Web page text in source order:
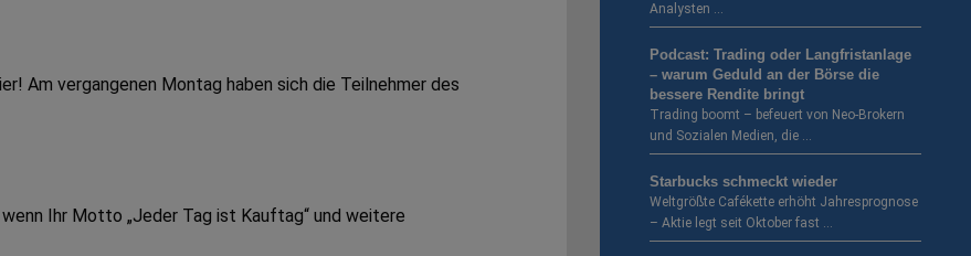
Am vergangenen Montag haben sich die Teilnehmer des
Ihr Motto „Jeder Tag ist Kauftag“ und weitere
Analysten …
Podcast: Trading oder Langfristanlage
– warum Geduld an der Börse die
bessere Rendite bringt
Trading boomt – befeuert von Neo-Brokern
und Sozialen Medien, die …
Starbucks schmeckt wieder
Weltgrößte Cafékette erhöht Jahresprognose
– Aktie legt seit Oktober fast …